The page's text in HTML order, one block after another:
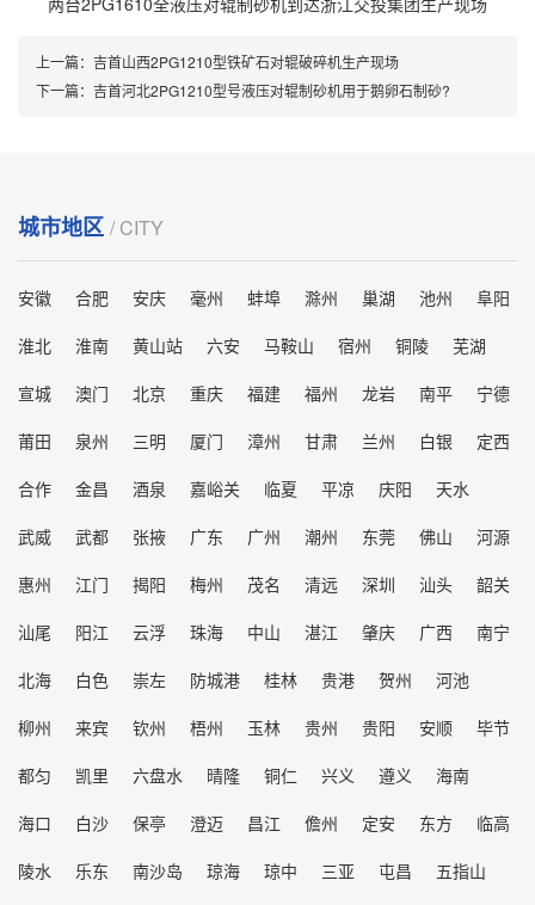
上一篇： 吉首山西2PG1210型铁矿石对辊破碎机生产现场
下一篇： 吉首河北2PG1210型号液压对辊制砂机用于鹅卵石制砂?
城市地区 / CITY
安徽 合肥 安庆 毫州 蚌埠 滁州 巢湖 池州
阜阳
淮北
淮南 黄山站 六安 马鞍山 宿州 铜陵
芜湖
宣城
澳门 北京 重庆 福建 福州 龙岩 南平
宁德
莆田
泉州 三明 厦门 漳州 甘肃 兰州 白银
定西
合作
金昌 酒泉 嘉峪关 临夏 平凉 庆阳
天水
武威
武都 张掖 广东 广州 潮州 东莞 佛山
河源
惠州
江门 揭阳 梅州 茂名 清远 深圳 汕头
韶关
汕尾
阳江 云浮 珠海 中山 湛江 肇庆 广西
南宁
北海
白色 崇左 防城港 桂林 贵港 贺州
河池
柳州
来宾 钦州 梧州 玉林 贵州 贵阳 安顺
毕节
都匀
凯里 六盘水 晴隆 铜仁 兴义 遵义
海南
海口
白沙 保亭 澄迈 昌江 儋州 定安 东方
临高
陵水
乐东 南沙岛 琼海 琼中 三亚 屯昌
五指山